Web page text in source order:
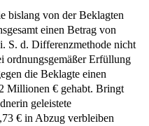
bislang von der Beklagten
einen Betrag von
S. d. Differenzmethode nicht
ordnungsgemäßer Erfüllung
die Beklagte einen
Millionen € gehabt. Bringt
geleistete
€ in Abzug verbleiben